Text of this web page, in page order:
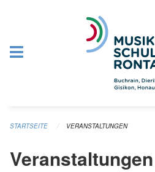
STARTSEITE VERANSTALTUNGEN
Veranstaltungen